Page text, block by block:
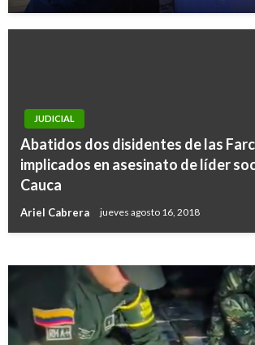
JUDICIAL
Abatidos dos disidentes de las Farc
implicados en asesinato de líder
Cauca
Ariel Cabrera jueves agosto 16, 2018
Doce taxistas cumplen 24 horas